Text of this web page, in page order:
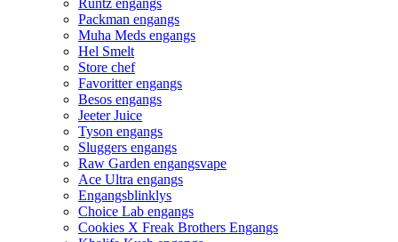
Packman engangs
Muha Meds engangs
Hel Smelt
Store chef
Favoritter engangs
Besos engangs
Jeeter Juice
Tyson engangs
Sluggers engangs
Raw Garden engangsvape
Ace Ultra engangs
Engangsblinklys
Choice Lab engangs
Cookies X Freak Brothers Engangs